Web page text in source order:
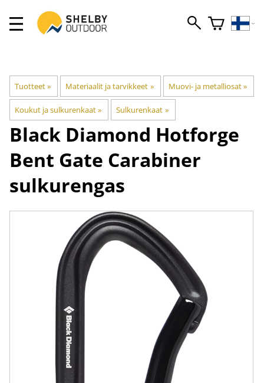
Tuotteet‪» Materiaalit ja tarvikkeet ‪» Muovi- ja metalliosat‪»
Koukut ja sulkurenkaat‪» Sulkurenkaat ‪»
Black Diamond Hotforge
Bent Gate Carabiner
sulkurengas